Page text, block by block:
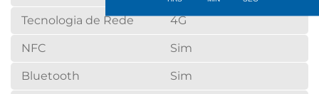
Tecnologia de Rede 4G
NFC Sim
Bluetooth Sim